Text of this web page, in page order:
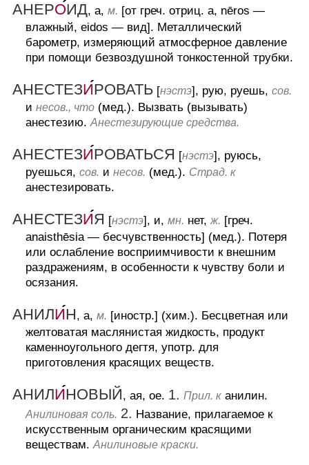
АНЕРОИД, а, м. [от греч. отриц. a, nēros —
влажный, eidos — вид]. Металлический
барометр, измеряющий атмосферное давление
при помощи безвоздушной тонкостенной трубки.
АНЕСТЕЗИРОВАТЬ [нэстэ], рую, руешь, сов.
и несов., что (мед.). Вызвать (вызывать)
анестезию. Анестезирующие средства.
АНЕСТЕЗИРОВАТЬСЯ [нэстэ], руюсь,
руешься, сов. и несов. (мед.). Страд. к
анестезировать.
АНЕСТЕЗИЯ [нэстэ], и, мн. нет,ж. [греч.
anaisthēsia — бесчувственность] (мед.). Потеря
или ослабление восприимчивости к внешним
раздражениям, в особенности к чувству боли и
осязания.
АНИЛИН, а, м. [иностр.] (хим.). Бесцветная или
желтоватая маслянистая жидкость, продукт
каменноугольного дегтя, употр. для
приготовления красящих веществ.
АНИЛИНОВЫЙ, ая, ое. 1. Прил. к анилин.
Анилиновая соль. 2. Название, прилагаемое к
искусственным органическим красящими
веществам. Анилиновые краски.